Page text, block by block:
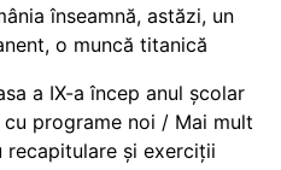
înseamnă, astăzi, un
o muncă titanică
a IX-a încep anul școlar
programe noi / Mai mult
recapitulare și exerciții